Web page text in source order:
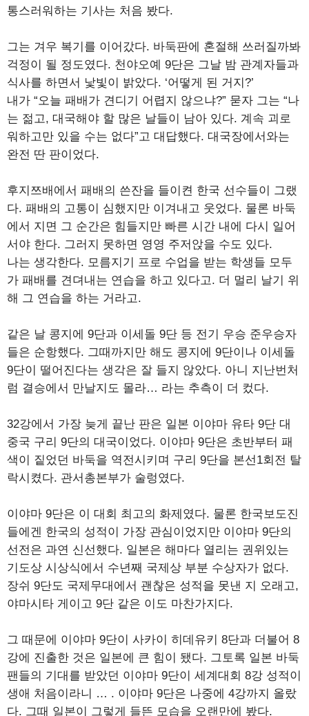
통스러워하는 기사는 처음 봤다.
그는 겨우 복기를 이어갔다. 바둑판에 혼절해 쓰러질까봐
걱정이 될 정도였다. 천야오예 9단은 그날 밤 관계자들과
식사를 하면서 낯빛이 밝았다. ‘어떻게 된 거지?’
내가 “오늘 패배가 견디기 어렵지 않으냐?” 묻자 그는 “나
는 젊고, 대국해야 할 많은 날들이 남아 있다. 계속 괴로
워하고만 있을 수는 없다”고 대답했다. 대국장에서와는
완전 딴 판이었다.
후지쯔배에서 패배의 쓴잔을 들이켠 한국 선수들이 그랬
다. 패배의 고통이 심했지만 이겨내고 웃었다. 물론 바둑
에서 지면 그 순간은 힘들지만 빠른 시간 내에 다시 일어
서야 한다. 그러지 못하면 영영 주저앉을 수도 있다.
나는 생각한다. 모름지기 프로 수업을 받는 학생들 모두
가 패배를 견뎌내는 연습을 하고 있다고. 더 멀리 날기 위
해 그 연습을 하는 거라고.
같은 날 콩지에 9단과 이세돌 9단 등 전기 우승 준우승자
들은 순항했다. 그때까지만 해도 콩지에 9단이나 이세돌
9단이 떨어진다는 생각은 잘 들지 않았다. 아니 지난번처
럼 결승에서 만날지도 몰라… 라는 추측이 더 컸다.
32강에서 가장 늦게 끝난 판은 일본 이야마 유타 9단 대
중국 구리 9단의 대국이었다. 이야마 9단은 초반부터 패
색이 짙었던 바둑을 역전시키며 구리 9단을 본선1회전 탈
락시켰다. 관서총본부가 술렁였다.
이야마 9단은 이 대회 최고의 화제였다. 물론 한국보도진
들에겐 한국의 성적이 가장 관심이었지만 이야마 9단의
선전은 과연 신선했다. 일본은 해마다 열리는 권위있는
기도상 시상식에서 수년째 국제상 부분 수상자가 없다.
장쉬 9단도 국제무대에서 괜찮은 성적을 못낸 지 오래고,
야마시타 게이고 9단 같은 이도 마찬가지다.
그 때문에 이야마 9단이 사카이 히데유키 8단과 더불어 8
강에 진출한 것은 일본에 큰 힘이 됐다. 그토록 일본 바둑
팬들의 기대를 받았던 이야마 9단이 세계대회 8강 성적이
생애 처음이라니 … . 이야마 9단은 나중에 4강까지 올랐
다. 그때 일본이 그렇게 들뜬 모습을 오랜만에 봤다.